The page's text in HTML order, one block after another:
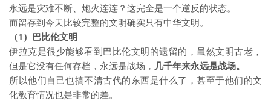
永远是灾难不断、炮火连连？这完全是一个逆反的状态。
而留存到今天比较完整的文明确实只有中华文明。
（1）巴比伦文明
伊拉克是很少能够看到巴比伦文明的遗留的，虽然文明古老，
但是它没有任何存档，永远是战场， 几千年来永远是战场。
所以他们自己也搞不清古代的东西是什么了，甚至于他们的文
化教育情况也是非常的差。